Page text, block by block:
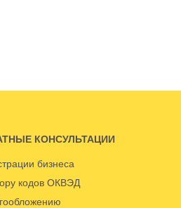
КОНСУЛЬТАЦИИ
бизнеса
кодов ОКВЭД